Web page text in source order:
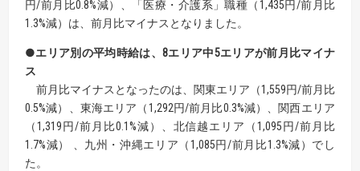
円/前月比0.8%減）、「医療・介護系」職種（1,435円/前月比
1.3%減）は、前月比マイナスとなりました。
●エリア別の平均時給は、8エリア中5エリアが前月比マイナ
ス
前月比マイナスとなったのは、関東エリア（1,559円/前月比
0.5%減）、東海エリア（1,292円/前月比0.3%減）、関西エリア
（1,319円/前月比0.1%減）、北信越エリア（1,095円/前月比
1.7%減） 、九州・沖縄エリア（1,085円/前月比1.3%減）でし
た。